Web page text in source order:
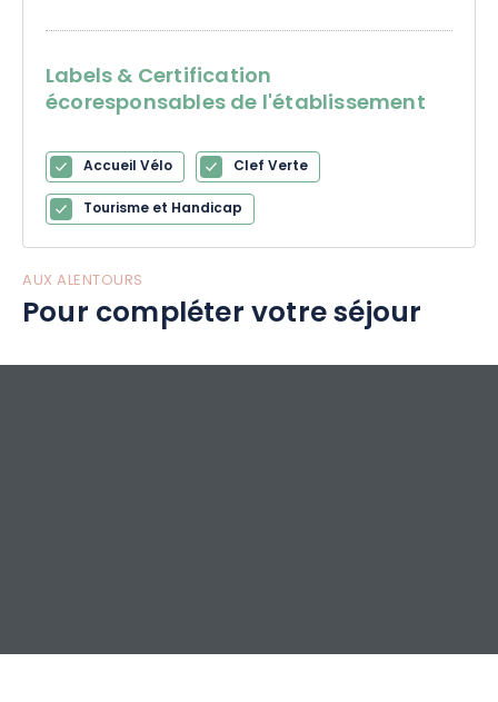
Labels & Certification
écoresponsables de l'établissement
Accueil Vélo
Clef Verte
Tourisme et Handicap
AUX ALENTOURS
Pour compléter votre séjour